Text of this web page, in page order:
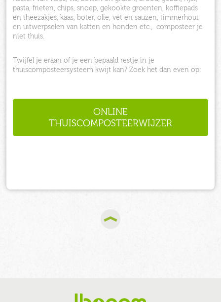
pasta, frieten, chips, snoep, gekookte groenten, koffiepads
en theezakjes, kaas, boter, olie, vet en sauzen, timmerhout
en uitwerpselen van katten en honden etc., composteer je
niet thuis.
Twijfel je eraan of je een bepaald restje in je
thuiscomposteersysteem kwijt kan? Zoek het dan even op:
ONLINE
THUISCOMPOSTEERWIJZER